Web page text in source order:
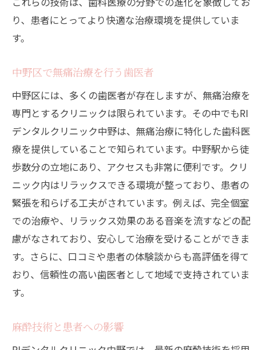
り、患者にとってより快適な治療環境を提供していま
す。
中野区で無痛治療を行う歯医者
中野区には、多くの歯医者が存在しますが、無痛治療を
専門とするクリニックは限られています。その中でもRI
デンタルクリニック中野は、無痛治療に特化した歯科医
療を提供していることで知られています。中野駅から徒
歩数分の立地にあり、アクセスも非常に便利です。クリ
ニック内はリラックスできる環境が整っており、患者の
緊張を和らげる工夫がされています。例えば、完全個室
での治療や、リラックス効果のある音楽を流すなどの配
慮がなされており、安心して治療を受けることができま
す。さらに、口コミや患者の体験談からも高評価を得て
おり、信頼性の高い歯医者として地域で支持されていま
す。
麻酔技術と患者への影響